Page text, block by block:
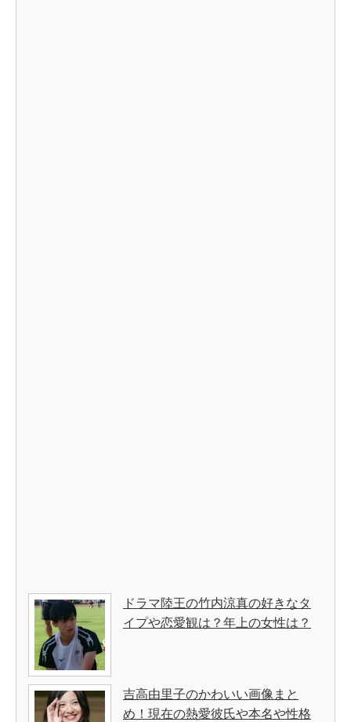
ドラマ陸王の竹内涼真の好きなタ
イプや恋愛観は？年上の女性は？
吉高由里子のかわいい画像まと
め！現在の熱愛彼氏や本名や性格